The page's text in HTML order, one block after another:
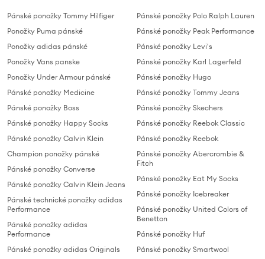
Pánské ponožky Tommy Hilfiger
Ponožky Puma pánské
Ponožky adidas pánské
Ponožky Vans panske
Ponožky Under Armour pánské
Pánské ponožky Medicine
Pánské ponožky Boss
Pánské ponožky Happy Socks
Pánské ponožky Calvin Klein
Champion ponožky pánské
Pánské ponožky Converse
Pánské ponožky Calvin Klein Jeans
Pánské technické ponožky adidas
Performance
Pánské ponožky adidas
Performance
Pánské ponožky adidas Originals
Pánské ponožky Polo Ralph Lauren
Pánské ponožky Peak Performance
Pánské ponožky Levi's
Pánské ponožky Karl Lagerfeld
Pánské ponožky Hugo
Pánské ponožky Tommy Jeans
Pánské ponožky Skechers
Pánské ponožky Reebok Classic
Pánské ponožky Reebok
Pánské ponožky Abercrombie &
Fitch
Pánské ponožky Eat My Socks
Pánské ponožky Icebreaker
Pánské ponožky United Colors of
Benetton
Pánské ponožky Huf
Pánské ponožky Smartwool